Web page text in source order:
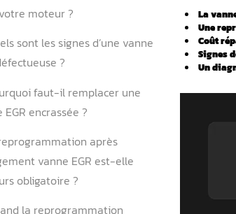
1. Qu’est-ce qu’une vanne EGR et
pourquoi est-elle si importante ?
1.1 Comment fonctionne la vanne EGR
dans votre moteur ?
1.2 Quels sont les signes d’une vanne
EGR défectueuse ?
1.3 Pourquoi faut-il remplacer une